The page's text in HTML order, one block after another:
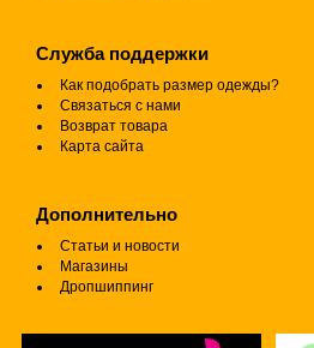
Служба поддержки
Как подобрать размер одежды?
Связаться с нами
Возврат товара
Карта сайта
Дополнительно
Статьи и новости
Магазины
Дропшиппинг